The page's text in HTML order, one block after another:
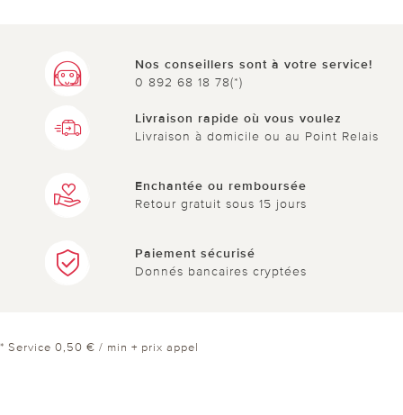
Nos conseillers sont à votre service!
0 892 68 18 78(*)
Livraison rapide où vous voulez
Livraison à domicile ou au Point Relais
Enchantée ou remboursée
Retour gratuit sous 15 jours
Paiement sécurisé
Donnés bancaires cryptées
* Service 0,50 € / min + prix appel